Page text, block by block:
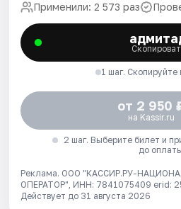
Применили: 2 573 раз
1 шаг.
от 2 950
на Kassir.ru
2 шаг. Выберите билет и
до
Реклама. ООО "КАССИР.РУ-
ОПЕРАТОР", ИНН: 7841075409 erid:
Действует до 31 августа 2026